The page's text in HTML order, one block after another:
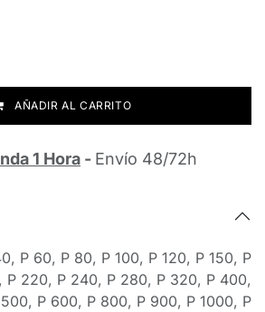
AÑADIR AL CARRITO
1 Hora - Envío 48/72h
, P 60, P 80, P 100, P 120, P 150, P
, P 220, P 240, P 280, P 320, P 400,
, P 600, P 800, P 900, P 1000, P